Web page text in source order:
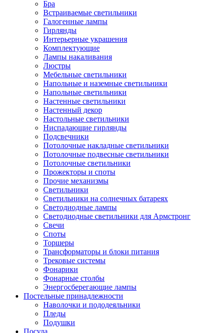
Бра
Встраиваемые светильники
Галогенные лампы
Гирлянды
Интерьерные украшения
Комплектующие
Лампы накаливания
Люстры
Мебельные светильники
Напольные и наземные светильники
Напольные светильники
Настенные светильники
Настенный декор
Настольные светильники
Ниспадающие гирлянды
Подсвечники
Потолочные накладные светильники
Потолочные подвесные светильники
Потолочные светильники
Прожекторы и споты
Прочие механизмы
Светильники
Светильники на солнечных батареях
Светодиодные лампы
Светодиодные светильники для Армстронг
Свечи
Споты
Торшеры
Трансформаторы и блоки питания
Трековые системы
Фонарики
Фонарные столбы
Энергосберегающие лампы
Постельные принадлежности
Наволочки и пододеяльники
Пледы
Подушки
Посуда